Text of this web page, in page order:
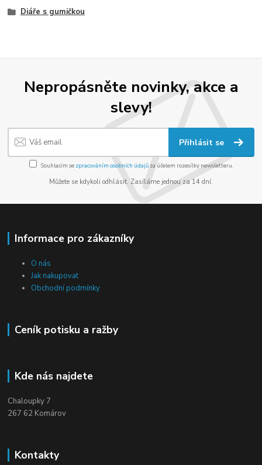
Diáře s gumičkou
Nepropásněte novinky, akce a
slevy!
Přihlásit se
Souhlasím se zpracováním osobních údajůza účelem rozesílky newsletteru.
Můžete se kdykoli odhlásit. Zasíláme jednou za 14 dní.
Informace pro zákazníky
O nás
Jak nakupovat
Obchodní podmínky
Ceník potisku a ražby
Kde nás najdete
Chaloupky 7
267 62 Komárov
Kontakty